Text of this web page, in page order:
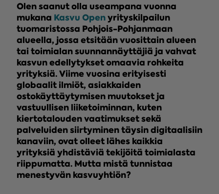
Olen saanut olla useampana vuonna
mukana Kasvu Openyrityskilpailun
tuomaristossa Pohjois-Pohjanmaan
alueella, jossa etsitään vuosittain alueen
tai toimialan suunnannäyttäjiä ja vahvat
kasvun edellytykset omaavia rohkeita
yrityksiä. Viime vuosina erityisesti
globaalit ilmiöt, asiakkaiden
ostokäyttäytymisen muutokset ja
vastuullisen liiketoiminnan, kuten
kiertotalouden vaatimukset sekä
palveluiden siirtyminen täysin digitaalisiin
kanaviin, ovat olleet lähes kaikkia
yrityksiä yhdistäviä tekijöitä toimialasta
riippumatta. Mutta mistä tunnistaa
menestyvän kasvuyhtiön?